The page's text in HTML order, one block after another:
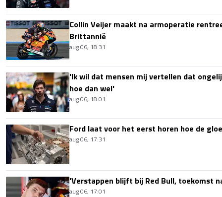
Collin Veijer maakt na armoperatie
Brittannië
aug 06, 18:31
'Ik wil dat mensen mij vertellen dat
hoe dan wel'
aug 06, 18:01
Ford laat voor het eerst horen hoe de
aug 06, 17:31
'Verstappen blijft bij Red Bull, toekomst
aug 06, 17:01